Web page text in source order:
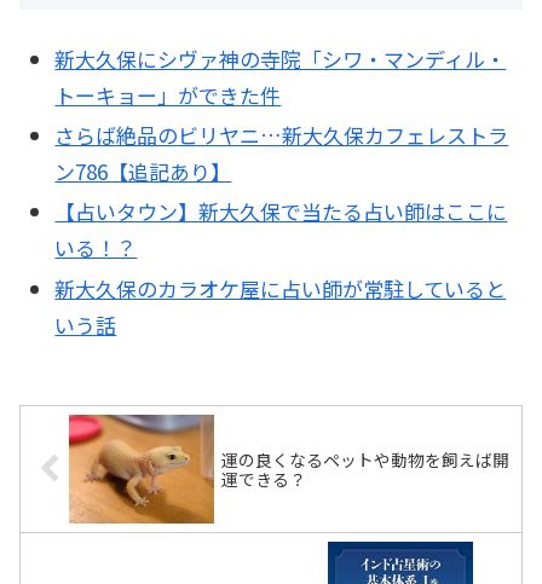
新大久保にシヴァ神の寺院「シワ・マンディル・
トーキョー」ができた件
さらば絶品のビリヤニ…新大久保カフェレストラ
ン786【追記あり】
【占いタウン】新大久保で当たる占い師はここに
いる！？
新大久保のカラオケ屋に占い師が常駐していると
いう話
運の良くなるペットや動物を飼えば開
運できる？